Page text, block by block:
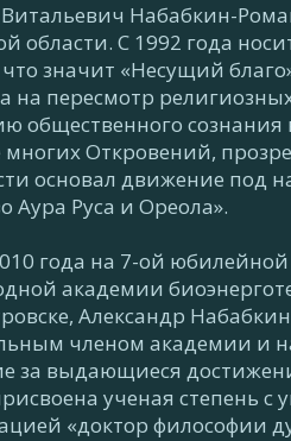
Набабкин-
области. С 1992 года
значит «Несущий
на пересмотр
общественного сознания
многих Откровений,
основал движение под
Аура Руса и Ореола».
года на 7-ой
академии
Александр
членом академии и
за выдающиеся
ученая степень с
«доктор философии